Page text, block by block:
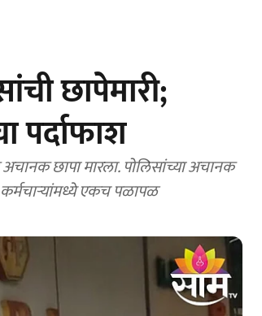
छापेमारी;
पर्दाफाश
छापा मारला. पोलिसांच्या अचानक
एकच पळापळ